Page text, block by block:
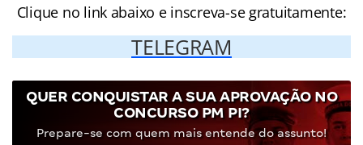
Clique no link abaixo e inscreva-se gratuitamente:
TELEGRAM
QUER CONQUISTAR A SUA APROVAÇÃO NO
CONCURSO PM PI?
Prepare-se com quem mais entende do assunto!